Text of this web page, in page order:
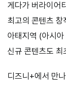
게다가 버라이어
최고의 콘텐츠
아태지역 (아시아
신규 콘텐츠도 최
디즈니 +에서 만